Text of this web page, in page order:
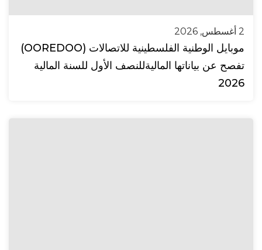
2 أغسطس, 2026
موبايل الوطنية الفلسطينية للاتصالات (OOREDOO)
تفصح عن بياناتها الماليةللنصف الأول للسنة المالية
2026